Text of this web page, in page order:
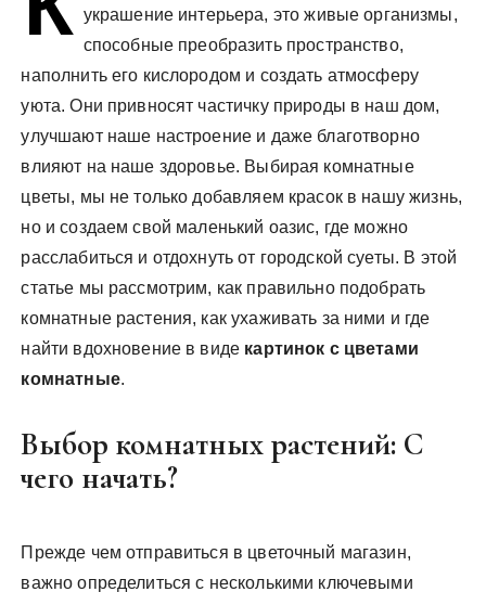
украшение интерьера, это живые организмы,
способные преобразить пространство,
наполнить его кислородом и создать атмосферу
уюта. Они привносят частичку природы в наш дом,
улучшают наше настроение и даже благотворно
влияют на наше здоровье. Выбирая комнатные
цветы, мы не только добавляем красок в нашу жизнь,
но и создаем свой маленький оазис, где можно
расслабиться и отдохнуть от городской суеты. В этой
статье мы рассмотрим, как правильно подобрать
комнатные растения, как ухаживать за ними и где
найти вдохновение в виде картинок с цветами
комнатные.
Выбор комнатных растений: С
чего начать?
Прежде чем отправиться в цветочный магазин,
важно определиться с несколькими ключевыми